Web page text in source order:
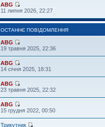
ABG
11 липня 2026, 22:27
ОСТАННЄ ПОВІДОМЛЕННЯ
ABG
19 травня 2025, 22:36
ABG
14 січня 2025, 18:31
ABG
23 травня 2025, 22:32
ABG
15 грудня 2022, 00:50
Трикутник